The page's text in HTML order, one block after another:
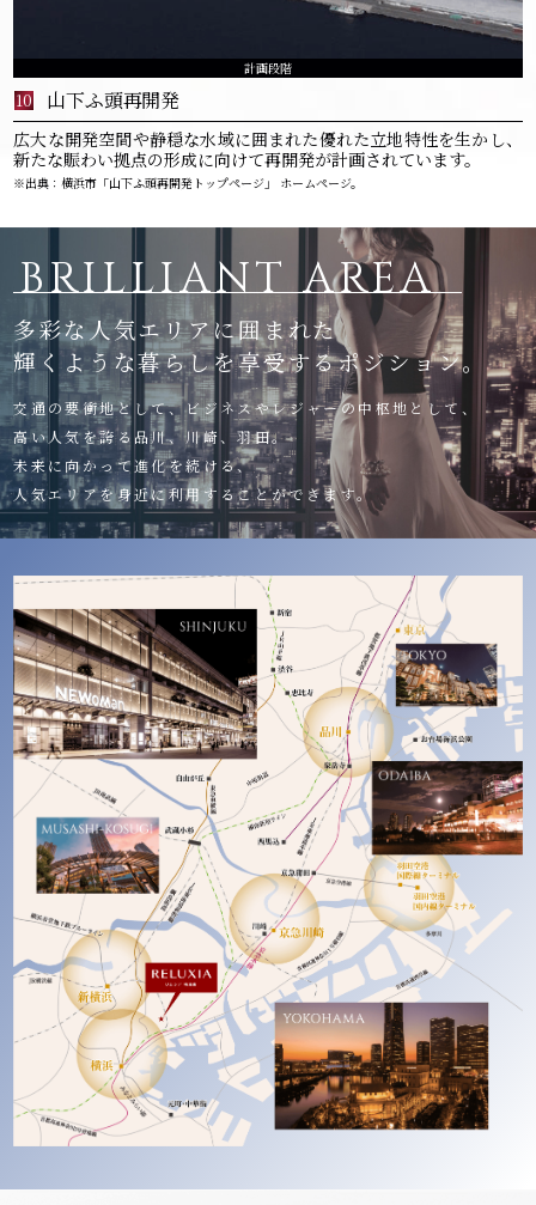
計画段階
10 山下ふ頭再開発
広大な開発空間や静穏な水域に囲まれた優れた立地特性を生かし、
新たな賑わい拠点の形成に向けて再開発が計画されています。
※出典：横浜市「山下ふ頭再開発トップページ」 ホームページ。
BRILLIANT AREA
多彩な人気エリアに囲まれた
輝くような暮らしを享受するポジション。
交通の要衝地として、ビジネスやレジャーの中枢地として、
高い人気を誇る品川、川崎、羽田。
未来に向かって進化を続ける、
人気エリアを身近に利用することができます。